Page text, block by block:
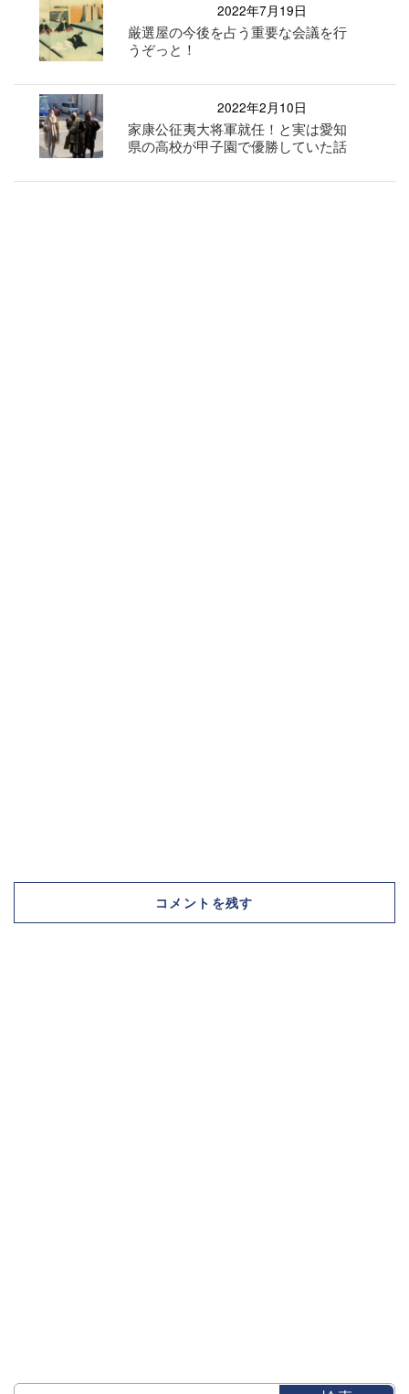
2022年7月19日
厳選屋の今後を占う重要な会議を行
うぞっと！
2022年2月10日
家康公征夷大将軍就任！と実は愛知
県の高校が甲子園で優勝していた話
コメントを残す